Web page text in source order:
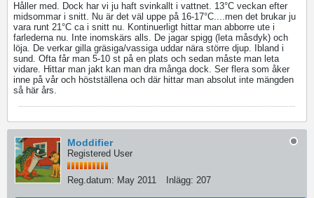
Håller med. Dock har vi ju haft svinkallt i vattnet. 13°C veckan efter
midsommar i snitt. Nu är det väl uppe på 16-17°C....men det brukar ju
vara runt 21°C ca i snitt nu. Kontinuerligt hittar man abborre ute i
farlederna nu. Inte inomskärs alls. De jagar spigg (leta måsdyk) och
löja. De verkar gilla gräsiga/vassiga uddar nära större djup. Ibland i
sund. Ofta får man 5-10 st på en plats och sedan måste man leta
vidare. Hittar man jakt kan man dra många dock. Ser flera som åker
inne på vår och höstställena och där hittar man absolut inte mängden
så här års.
Moddifier
Registered User
Reg.datum: May 2011 Inlägg: 207